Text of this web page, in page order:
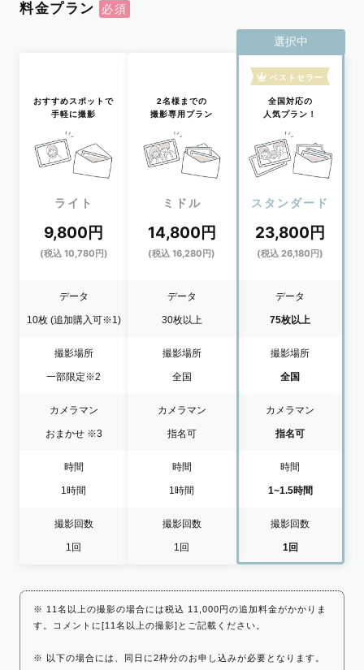
料金プラン
おすすめスポットで
手軽に撮影
ライト
9,800円
(税込 10,780円)
データ
10枚 (追加購入可※1)
撮影場所
一部限定※2
カメラマン
おまかせ ※3
時間
1時間
撮影回数
1回
2名様までの
撮影専用プラン
ミドル
14,800円
(税込 16,280円)
データ
30枚以上
撮影場所
全国
カメラマン
指名可
時間
1時間
撮影回数
1回
選択中
ベストセラー
全国対応の
人気プラン！
スタンダード
23,800円
(税込 26,180円)
データ
75枚以上
撮影場所
全国
カメラマン
指名可
時間
1~1.5時間
撮影回数
1回
※ 11名以上の撮影の場合には税込 11,000円の追加料金がかかりま
す。コメントに[11名以上の撮影]とご記載ください。
※ 以下の場合には、同日に2枠分のお申し込みが必要となります。